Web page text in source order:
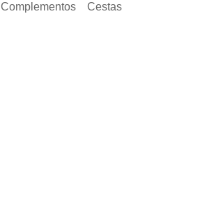
Complementos Cestas